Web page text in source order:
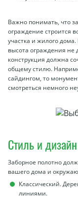
Важно понимать, что
ограждение строится
участка и жилого
высота ограждения
конструкция должна
общему стилю.
сайдингом, то
смотреться немного
Стиль и дизайн
Заборное полотно
вашего дома и
Классический.
линиями.